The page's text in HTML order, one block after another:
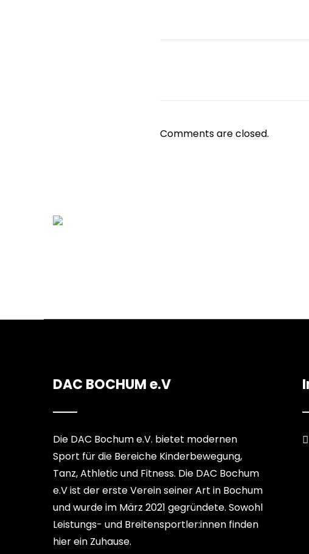
Comments are closed.
DAC BOCHUM e.V
Die DAC Bochum e.V. bietet modernen
Sport für die Bereiche Kinderbewegung,
Tanz, Athletic und Fitness. Die DAC Bochum
e.V ist der erste Verein seiner Art in Bochum
und wurde im März 2021 gegründete. Sowohl
Leistungs- und Breitensportler:innen finden
hier ein Zuhause.